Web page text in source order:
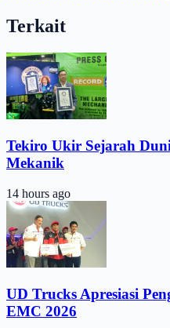
Terkait
Tekiro Ukir Sejarah
Mekanik
14 hours ago
UD Trucks Apresiasi
EMC 2026